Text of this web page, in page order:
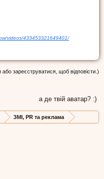
videos/433453321649401/
або зареєструватися, щоб відповісти.)
а де твій аватар? :)
ЗМІ, PR та реклама